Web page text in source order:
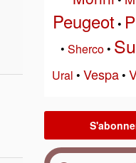
Peugeot •
• Sherco•
Ural • Vespa•